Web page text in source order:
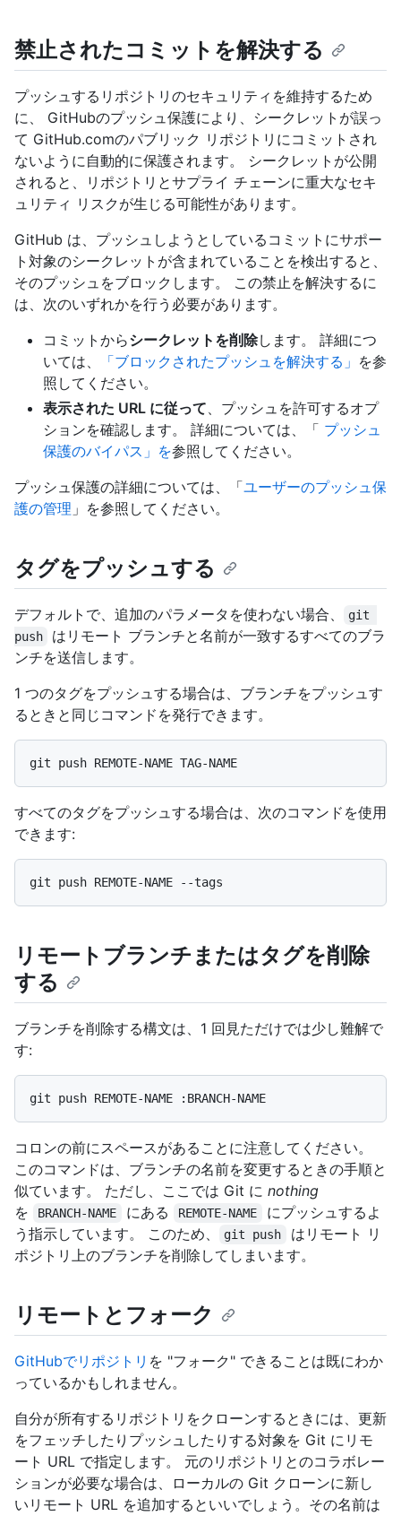
禁止されたコミットを解決する
プッシュするリポジトリのセキュリティを維持するため
に、 GitHubのプッシュ保護により、シークレットが誤っ
て GitHub.comのパブリック リポジトリにコミットされ
ないように自動的に保護されます。 シークレットが公開
されると、リポジトリとサプライ チェーンに重大なセキ
ュリティ リスクが生じる可能性があります。
GitHub は、プッシュしようとしているコミットにサポー
ト対象のシークレットが含まれていることを検出すると、
そのプッシュをブロックします。 この禁止を解決するに
は、次のいずれかを行う必要があります。
コミットからシークレットを削除します。 詳細につ
いては、
「ブロックされたプッシュを解決する」 を参
照してください。
表示された URL に従って 、プッシュを許可するオプ
ションを確認します。 詳細については、「 プッシュ
保護のバイパス」を参照してください。
プッシュ保護の詳細については、「ユーザーのプッシュ保
護の管理 」を参照してください。
タグをプッシュする
デフォルトで、追加のパラメータを使わない場合、
git
push
はリモート ブランチと名前が一致するすべてのブラ
ンチを送信します。
1 つのタグをプッシュする場合は、ブランチをプッシュす
るときと同じコマンドを発行できます。
すべてのタグをプッシュする場合は、次のコマンドを使用
できます:
リモートブランチまたはタグを削除
する
ブランチを削除する構文は、1 回見ただけでは少し難解で
す:
コロンの前にスペースがあることに注意してください。
このコマンドは、ブランチの名前を変更するときの手順と
似ています。 ただし、ここでは Git に nothing
を
BRANCH-NAME にある REMOTE-NAME
にプッシュするよ
う指示しています。 このため、
git push
はリモート リ
ポジトリ上のブランチを削除してしまいます。
リモートとフォーク
GitHubでリポジトリ を "フォーク" できることは既にわか
っているかもしれません。
自分が所有するリポジトリをクローンするときには、更新
をフェッチしたりプッシュしたりする対象を Git にリモ
ート URL で指定します。 元のリポジトリとのコラボレー
ションが必要な場合は、ローカルの Git クローンに新し
いリモート URL を追加するといいでしょう。その名前は